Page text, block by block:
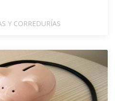
Y CORREDURÍAS